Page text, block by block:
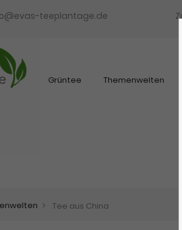
teeplantage.de
Grüntee Themenwelten
Tee aus China